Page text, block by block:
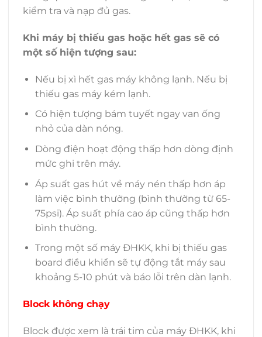
kiểm tra và nạp đủ gas.
Khi máy bị thiếu gas hoặc hết gas sẽ có
một số hiện tượng sau:
Nếu bị xì hết gas máy không lạnh. Nếu bị
thiếu gas máy kém lạnh.
Có hiện tượng bám tuyết ngay van ống
nhỏ của dàn nóng.
Dòng điện hoạt động thấp hơn dòng định
mức ghi trên máy.
Áp suất gas hút về máy nén thấp hơn áp
làm việc bình thường (bình thường từ 65-
75psi). Áp suất phía cao áp cũng thấp hơn
bình thường.
Trong một số máy ĐHKK, khi bị thiếu gas
board điều khiển sẽ tự động tắt máy sau
khoảng 5-10 phút và báo lỗi trên dàn lạnh.
Block không chạy
Block được xem là trái tim của máy ĐHKK, khi